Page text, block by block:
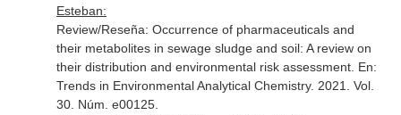
Esteban:
Review/Reseña: Occurrence of pharmaceuticals and
their metabolites in sewage sludge and soil: A review on
their distribution and environmental risk assessment. En:
Trends in Environmental Analytical Chemistry. 2021. Vol.
30. Núm. e00125.